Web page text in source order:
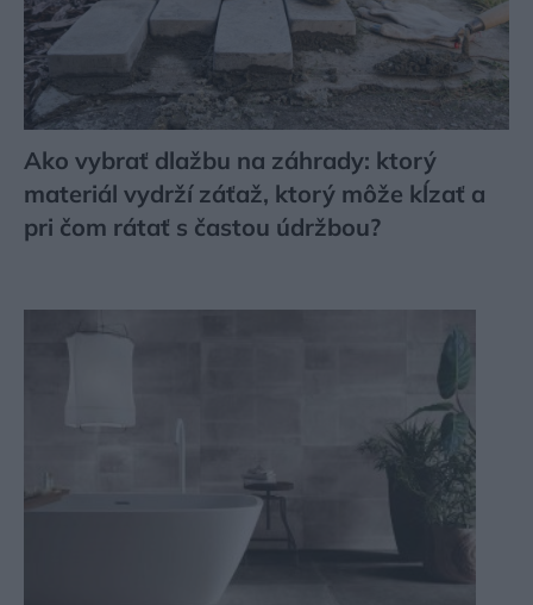
Ako vybrať dlažbu na záhrady: ktorý
materiál vydrží záťaž, ktorý môže kĺzať a
pri čom rátať s častou údržbou?